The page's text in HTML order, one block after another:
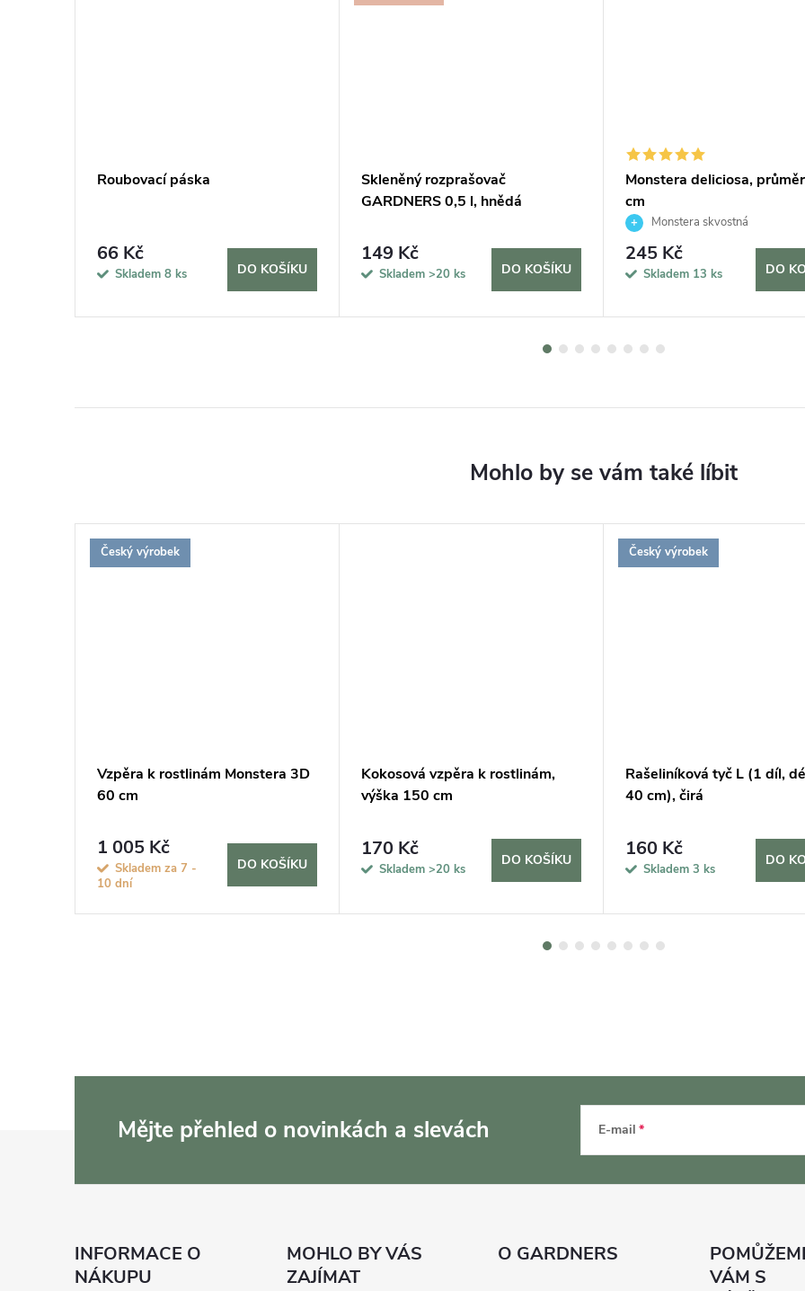
Roubovací páska
66 Kč
Skladem 8 ks DO KOŠÍKU
Skleněný rozprašovač
GARDNERS 0,5 l, hnědá
149 Kč
Skladem >20 ks DO KOŠÍKU
Monstera deliciosa,
cm
Monstera skvostná
245 Kč
Skladem 13 ks DO
Český výrobek
Vzpěra k rostlinám Monstera 3D
60 cm
1 005 Kč
Skladem za 7 -
10 dní
DO KOŠÍKU
Kokosová vzpěra k rostlinám,
výška 150 cm
170 Kč
Skladem >20 ks
DO KOŠÍKU
Český výrobek
Rašeliníková tyč L (1 díl,
40 cm), čirá
160 Kč
Skladem 3 ks
DO
Mějte přehled o novinkách a slevách E-mail
INFORMACE O
NÁKUPU
MOHLO BY VÁS
ZAJÍMAT
O GARDNERS